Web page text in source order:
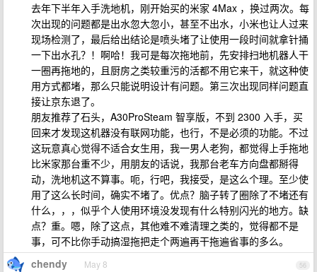
去年下半年入手洗地机，刚开始买的米家 4Max ，换过两次。每
次出现的问题都是出水忽大忽小，甚至不出水，小米也让人过来
现场检测了，最后给出结论是喷头堵了让使用一段时间就拿针捅
一下出水孔？！啊哈！我可是每次拖地前，先安排扫地机器人干
一圈再拖地的，且厨房之类较重污的活都不用它来干，就这种使
用方式都堵，那么只能说明设计有问题。第三次出现同样问题直
接让京东退了。
朋友推荐了石头，A30ProSteam 智享版，不到 2300 入手，买
回来才发现这机器没有联网功能，也行，不是必须的功能。不过
这玩意真心觉得不适合女生用，我一男人老狗，都觉得上手拖地
比米家那台重不少，用朋友的话说，我那台老车方向盘都掰得
动，洗地机这不算事。呃，行吧，我接受，是这么个理。至少使
用了这么长时间，确实不堵了。优点？脑子转了圈除了不堵还有
什么，，，似乎个人使用环境没发现有什么特别闪光的地方。缺
点？重。嗯，除了这点，其他难不难清理之类的，觉得都不是
事，可不比你手动搞湿拖把走个两遍再干拖遍省事的多么。
56
chendy May 8